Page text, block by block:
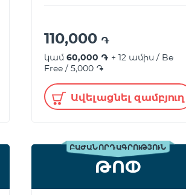
110,000 ֏
կամ 60,000 ֏ + 12 ամիս / Be
Free / 5,000 ֏
Ավելացնել զամբյուղ
ԲԱԺԱՆՈՐԴԱԳՐՈՒԹՅՈՒՆ
ԹՈՓ